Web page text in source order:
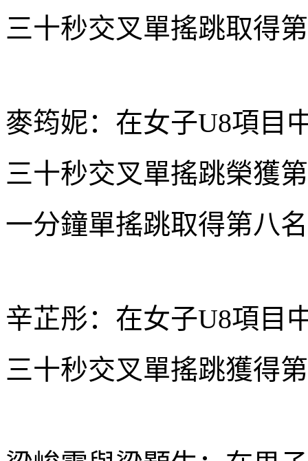
三十秒交叉單搖跳取得
麥筠妮：在女子U8項目
三十秒交叉單搖跳榮獲
一分鐘單搖跳取得第八名
辛芷彤：在女子U8項目
三十秒交叉單搖跳獲得